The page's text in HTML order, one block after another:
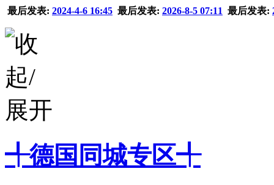
最后发表: 2024-4-6 16:45 最后发表: 2026-8-5 07:11 最后发表:
╃德国同城专区╃